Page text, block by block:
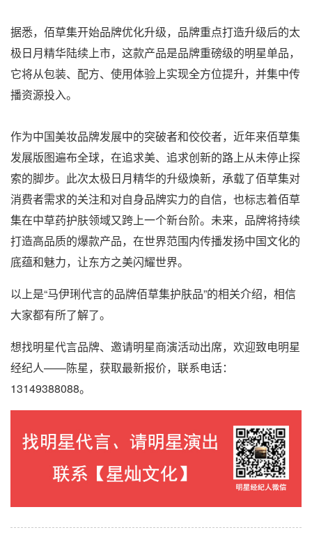
据悉，佰草集开始品牌优化升级，品牌重点打造升级后的太
极日月精华陆续上市，这款产品是品牌重磅级的明星单品，
它将从包装、配方、使用体验上实现全方位提升，并集中传
播资源投入。
作为中国美妆品牌发展中的突破者和佼佼者，近年来佰草集
发展版图遍布全球，在追求美、追求创新的路上从未停止探
索的脚步。此次太极日月精华的升级焕新，承载了佰草集对
消费者需求的关注和对自身品牌实力的自信，也标志着佰草
集在中草药护肤领域又跨上一个新台阶。未来，品牌将持续
打造高品质的爆款产品，在世界范围内传播发扬中国文化的
底蕴和魅力，让东方之美闪耀世界。
以上是“马伊琍代言的品牌佰草集护肤品”的相关介绍，相信
大家都有所了解了。
想找明星代言品牌、邀请明星商演活动出席，欢迎致电明星
经纪人——陈星，获取最新报价，联系电话：
13149388088。